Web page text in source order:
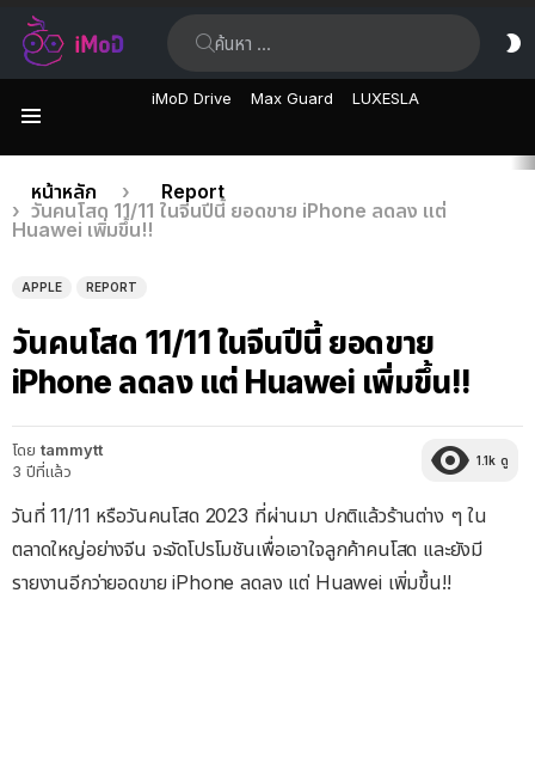
iMoD Drive Max Guard LUXESLA
เรื่อง
ล่าสุด
คุณอยู่ที่นี่:
หน้าหลัก
Report
วันคนโสด 11/11 ในจีนปีนี้ ยอดขาย iPhone ลดลง แต่
Huawei เพิ่มขึ้น!!
APPLE REPORT
วันคนโสด 11/11 ในจีนปีนี้ ยอดขาย
iPhone ลดลง แต่ Huawei เพิ่มขึ้น!!
โดย tammytt
3 ปีที่แล้ว
1.1k ดู
วันที่ 11/11 หรือวันคนโสด 2023 ที่ผ่านมา ปกติแล้วร้านต่าง ๆ ใน
ตลาดใหญ่อย่างจีน จะจัดโปรโมชันเพื่อเอาใจลูกค้าคนโสด และยังมี
รายงานอีกว่ายอดขาย iPhone ลดลง แต่ Huawei เพิ่มขึ้น!!